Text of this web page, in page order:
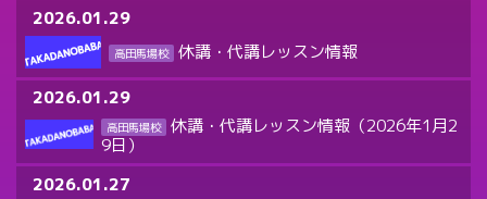
2026.01.29
高田馬場校
休講・代講レッスン情報
2026.01.29
高田馬場校
休講・代講レッスン情報（2026年1月2
9日）
2026.01.27